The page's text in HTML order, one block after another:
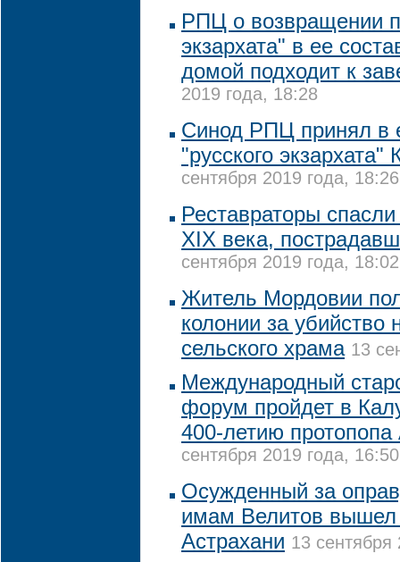
РПЦ о возвращении
экзархата" в ее
домой подходит к
2019 года, 18:28
Синод РПЦ принял в
"русского экзархата"
сентября 2019 года, 18:26
Реставраторы спасли
XIX века,
сентября 2019 года, 18:02
Житель Мордовии
колонии за убийство
сельского храма 13
Международный
форум пройдет в
400-летию
сентября 2019 года, 16:50
Осужденный за
имам Велитов вышел
Астрахани 13 сентября